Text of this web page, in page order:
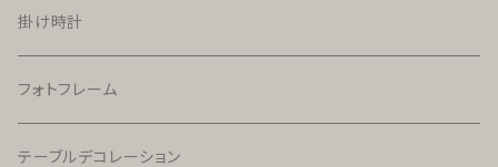
掛け時計
フォトフレーム
テーブルデコレーション